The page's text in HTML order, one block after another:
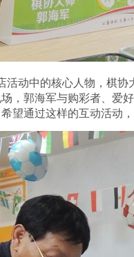
活动中的核心人物，棋
，郭海军与购彩者、爱
望通过这样的互动活动